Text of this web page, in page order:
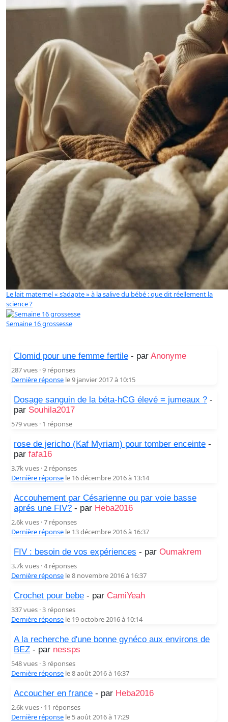
Le lait maternel « s’adapte » à la salive du bébé : que dit réellement la
science ?
Semaine 16 grossesse
Clomid pour une femme fertile - par Anonyme
287 vues · 9 réponses
Dernière réponse le 9 janvier 2017 à 10:15
Dosage sanguin de la béta-hCG élevé = jumeaux ? -
par Souhila2017
579 vues · 1 réponse
rose de jericho (Kaf Myriam) pour tomber enceinte -
par fafa16
3.7k vues · 2 réponses
Dernière réponse le 16 décembre 2016 à 13:14
Accouhement par Césarienne ou par voie basse
aprés une FIV? - par Heba2016
2.6k vues · 7 réponses
Dernière réponse le 13 décembre 2016 à 16:37
FIV : besoin de vos expériences - par Oumakrem
3.7k vues · 4 réponses
Dernière réponse le 8 novembre 2016 à 16:37
Crochet pour bebe - par CamiYeah
337 vues · 3 réponses
Dernière réponse le 19 octobre 2016 à 10:14
A la recherche d'une bonne gynéco aux environs de
BEZ - par nessps
548 vues · 3 réponses
Dernière réponse le 8 août 2016 à 16:37
Accoucher en france - par Heba2016
2.6k vues · 11 réponses
Dernière réponse le 5 août 2016 à 17:29